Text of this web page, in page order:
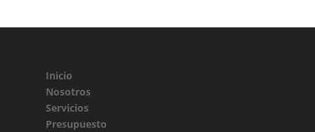
Inicio
Nosotros
Servicios
Presupuesto